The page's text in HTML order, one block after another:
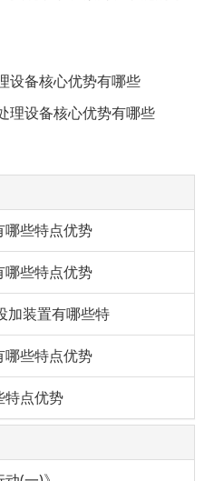
设备核心优势有哪些
理设备核心优势有哪些
哪些特点优势
哪些特点优势
加装置有哪些特
哪些特点优势
特点优势